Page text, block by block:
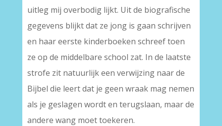
uitleg mij overbodig lijkt. Uit de biografische
gegevens blijkt dat ze jong is gaan schrijven
en haar eerste kinderboeken schreef toen
ze op de middelbare school zat. In de laatste
strofe zit natuurlijk een verwijzing naar de
Bijbel die leert dat je geen wraak mag nemen
als je geslagen wordt en terugslaan, maar de
andere wang moet toekeren.